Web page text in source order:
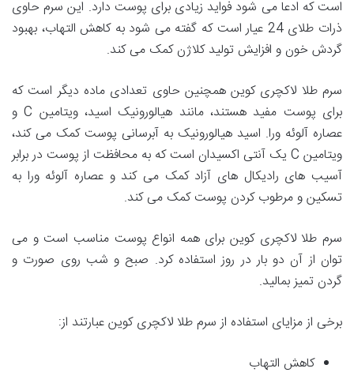
است که ادعا می شود فواید زیادی برای پوست دارد. این سرم حاوی
ذرات طلای 24 عیار است که گفته می شود به کاهش التهاب، بهبود
گردش خون و افزایش تولید کلاژن کمک می کند.
سرم طلا لاکچری کوین همچنین حاوی تعدادی ماده دیگر است که
برای پوست مفید هستند، مانند هیالورونیک اسید، ویتامین C و
عصاره آلوئه ورا. اسید هیالورونیک به آبرسانی پوست کمک می کند،
ویتامین C یک آنتی اکسیدان است که به محافظت از پوست در برابر
آسیب های رادیکال های آزاد کمک می کند و عصاره آلوئه ورا به
تسکین و مرطوب کردن پوست کمک می کند.
سرم طلا لاکچری کوین برای همه انواع پوست مناسب است و می
توان از آن دو بار در روز استفاده کرد. صبح و شب روی صورت و
گردن تمیز بمالید.
برخی از مزایای استفاده از سرم طلا لاکچری کوین عبارتند از:
کاهش التهاب